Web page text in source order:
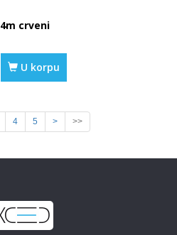
crveni
U korpu
4 5 > >>